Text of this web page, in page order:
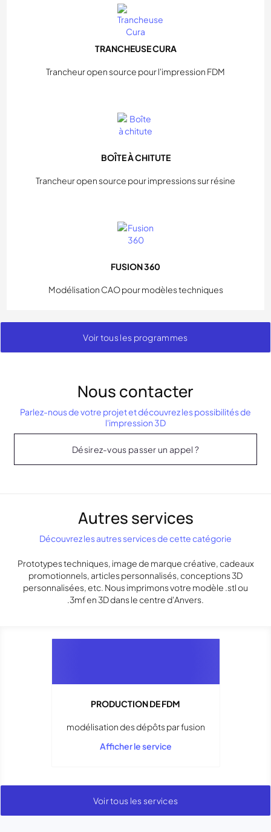
TRANCHEUSE CURA
Trancheur open source pour l'impression FDM
BOÎTE À CHITUTE
Trancheur open source pour impressions sur résine
FUSION 360
Modélisation CAO pour modèles techniques
Voir tous les programmes
Nous contacter
Parlez-nous de votre projet et découvrez les possibilités de
l'impression 3D
Désirez-vous passer un appel ?
Autres services
Découvrez les autres services de cette catégorie
Prototypes techniques, image de marque créative, cadeaux
promotionnels, articles personnalisés, conceptions 3D
personnalisées, etc. Nous imprimons votre modèle .stl ou
.3mf en 3D dans le centre d'Anvers.
PRODUCTION DE FDM
modélisation des dépôts par fusion
Afficher le service
Voir tous les services